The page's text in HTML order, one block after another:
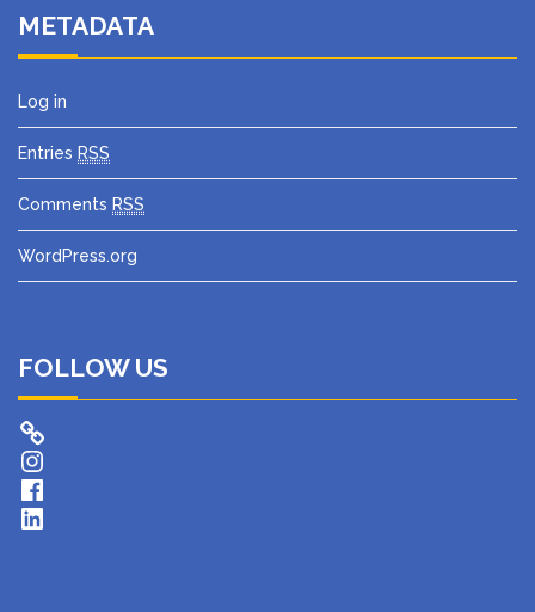
METADATA
Log in
Entries RSS
Comments RSS
WordPress.org
FOLLOW US
Instagram
Facebook
LinkedIn